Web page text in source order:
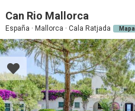
Can Rio Mallorca
España · Mallorca · Cala Ratjada Mapa